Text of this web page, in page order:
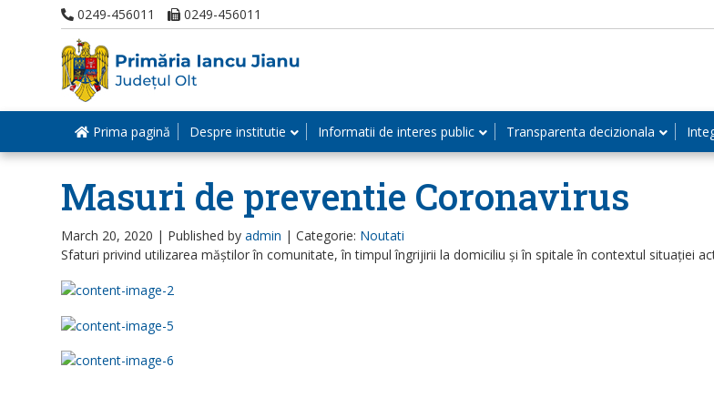
0249-456011 0249-456011
Prima pagină Despre institutie Informatii de interes public Transparenta decizionala
Masuri de preventie Coronavirus
March 20, 2020 | Published by admin | Categorie: Noutati
Sfaturi privind utilizarea măștilor în comunitate, în timpul îngrijirii la domiciliu și în spitale în contextul situației